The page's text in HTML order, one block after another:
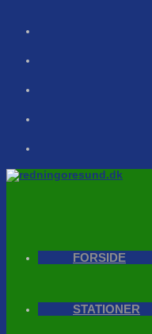
FORSIDE
STATIONER